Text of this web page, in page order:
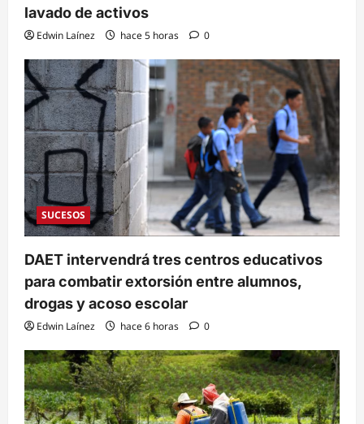
lavado de activos
Edwin Laínez hace 5 horas 0
SUCESOS
DAET intervendrá tres centros educativos
para combatir extorsión entre alumnos,
drogas y acoso escolar
Edwin Laínez hace 6 horas 0